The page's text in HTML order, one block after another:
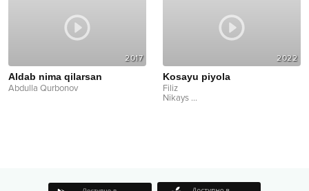
2017
Aldab nima qilarsan
Abdulla Qurbonov
2022
Kosayu piyola
Filiz
Nikays ...